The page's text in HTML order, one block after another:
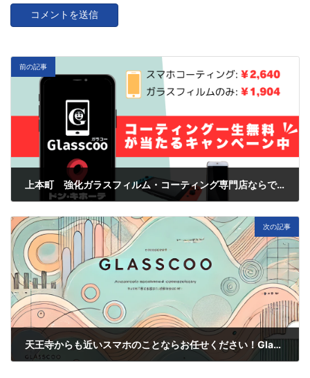
前の記事
上本町 強化ガラスフィルム・コーティング専門店ならではのオススメ！
次の記事
天王寺からも近いスマホのことならお任せください！Glasscoo 上本町店